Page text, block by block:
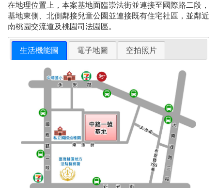
在地理位置上，本案基地面臨崇法街並連接至國際路二段，
基地東側、北側鄰接兒童公園並連接既有住宅社區，並鄰近
南桃園交流道及桃園司法園區。
生活機能圖 電子地圖 空拍照片